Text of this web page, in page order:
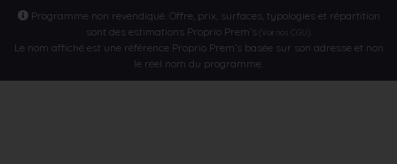
Programme non revendiqué. Offre, prix, surfaces, typologies et répartition
sont des estimations Proprio Prem’s(Voir nos CGU)
Le nom affiché est une référence Proprio Prem’s basée sur son adresse et non
le réel nom du programme.